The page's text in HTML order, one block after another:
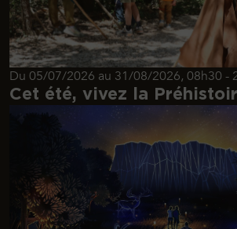
Du 05/07/2026 au 31/08/2026, 08h30 -
Cet été, vivez la